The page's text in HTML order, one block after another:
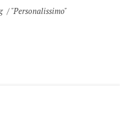
"Personalissimo"